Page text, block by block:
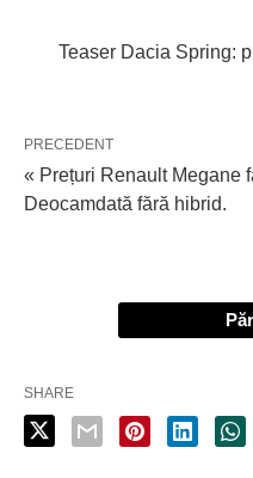
Teaser Dacia Spring:
PRECEDENT
« Prețuri Renault Megane
Deocamdată fără hibrid.
SHARE